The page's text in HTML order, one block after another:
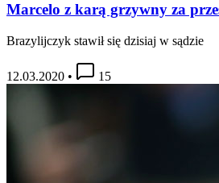
Marcelo z karą grzywny za
Brazylijczyk stawił się dzisiaj w sądzie
12.03.2020 • 15